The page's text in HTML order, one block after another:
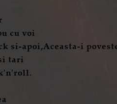
cu voi
si-apoi,Aceasta-i
tari